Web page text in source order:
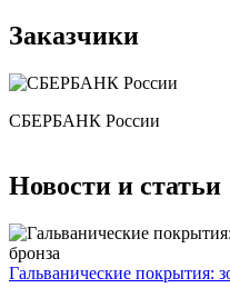
Заказчики
СБЕРБАНК России
Новости и статьи
Гальванические покрытия: